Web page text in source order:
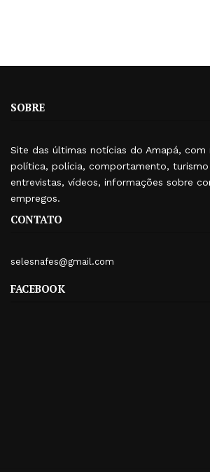
SOBRE
Site das últimas notícias do Amapá, com
política, polícia, comportamento, turismo
entrevistas, vídeos, informações sobre
empregos.
CONTATO
selesnafes@gmail.com
FACEBOOK